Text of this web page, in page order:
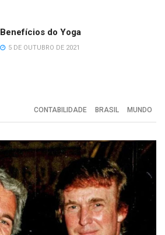
Benefícios do Yoga
5 DE OUTUBRO DE 2021
CONTABILIDADE BRASIL MUNDO